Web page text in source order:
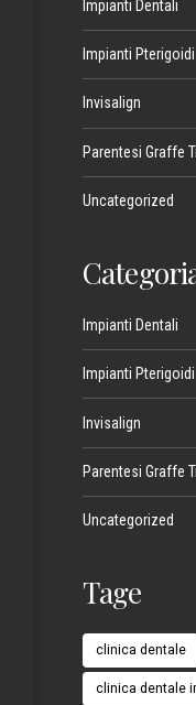
Impianti Dentali
Impianti Pterigoidi
Invisalign
Parentesi Graffe
Uncategorized
Impianti Dentali
Impianti Pterigoidi
Invisalign
Parentesi Graffe
Uncategorized
Tage
clinica dentale
clinica dentale